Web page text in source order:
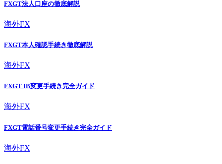
FXGT法人口座の徹底解説
海外FX
FXGT本人確認手続き徹底解説
海外FX
FXGT IB変更手続き完全ガイド
海外FX
FXGT電話番号変更手続き完全ガイド
海外FX